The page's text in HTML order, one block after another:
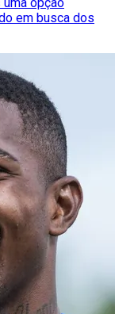
em busca dos